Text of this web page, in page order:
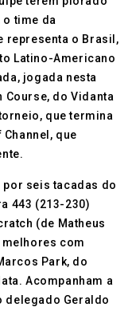
time da
representa o Brasil,
Latino-Americano
jogada nesta
Course, do Vidanta
que termina
que
por seis tacadas do
443 (213-230)
(de Matheus
com
Park, do
Acompanham a
delegado Geraldo